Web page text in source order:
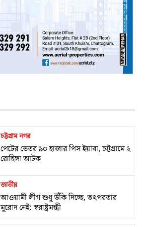
চট্টগ্রাম নগর
পেটের ভেতর ৯০ হাজার পিস ইয়াবা, চট্টগ্রামে ২
রোহিঙ্গা আটক
জাতীয়
আওয়ামী লীগ শুধু উঁকি দিচ্ছে, তৎপরতার
মুরোদ নেই: স্বরাষ্ট্রমন্ত্রী